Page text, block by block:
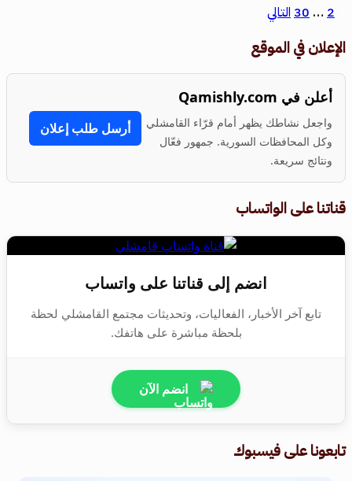
2
…
30التالي
الإعلان في الموقع
أعلن في Qamishly.com
واجعل نشاطك يظهر أمام قرّاء القامشلي
وكل المحافظات السورية. جمهور فعّال
ونتائج سريعة.
أرسل طلب إعلان
قناتنا على الواتساب
انضم إلى قناتنا على واتساب
تابع آخر الأخبار، الفعاليات، وتحديثات مجتمع القامشلي لحظة
بلحظة مباشرة على هاتفك.
انضم الآن
تابعونا على فيسبوك